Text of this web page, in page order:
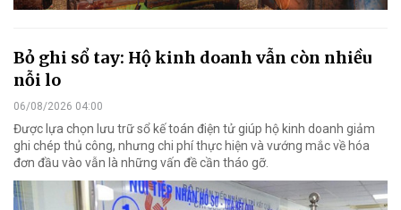
Bỏ ghi sổ tay: Hộ kinh doanh vẫn còn nhiều
nỗi lo
06/08/2026 04:00
Được lựa chọn lưu trữ sổ kế toán điện tử giúp hộ kinh doanh giảm
ghi chép thủ công, nhưng chi phí thực hiện và vướng mắc về hóa
đơn đầu vào vẫn là những vấn đề cần tháo gỡ.